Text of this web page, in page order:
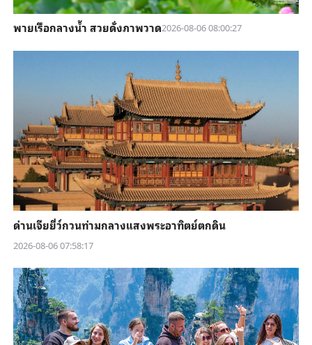
พายเรือกลางน้ำ สวยดั่งภาพวาด2026-08-06 08:00:27
ด่านเจียยี่ว์กวนท่ามกลางแสงพระอาทิตย์ตกดิน
2026-08-06 07:58:17